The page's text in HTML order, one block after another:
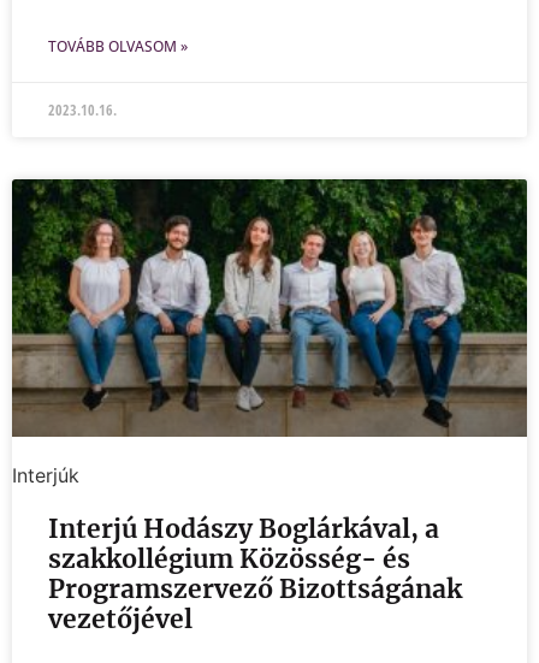
TOVÁBB OLVASOM »
2023.10.16.
Interjúk
Interjú Hodászy Boglárkával, a
szakkollégium Közösség- és
Programszervező Bizottságának
vezetőjével